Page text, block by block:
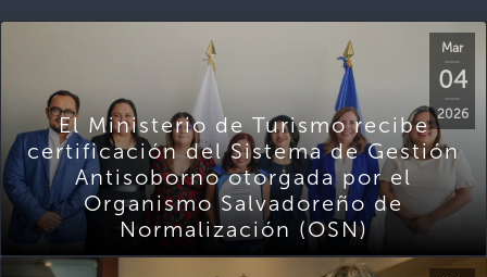
Mar
04
2026
El Ministerio de Turismo recibe
certificación del Sistema de Gestión
Antisoborno otorgada por el
Organismo Salvadoreño de
Normalización (OSN)